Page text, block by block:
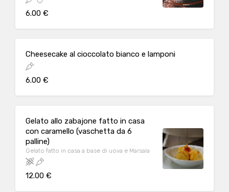
6.00 €
Cheesecake al cioccolato bianco e lamponi
6.00 €
Gelato allo zabajone fatto in casa
con caramello (vaschetta da 6
palline)
Gelato fatto in casa a base di uova e Marsala
12.00 €